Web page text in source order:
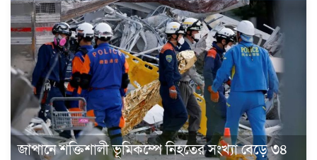
জাপানে শক্তিশালী ভূমিকম্পে নিহতের সংখ্যা বেড়ে ৩৪